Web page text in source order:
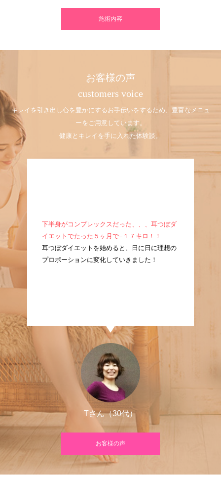
施術内容
お客様の声
customers voice
キレイを引き出し心を豊かにするお手伝いをするため、豊富なメニュ
ーをご用意しています。
健康とキレイを手に入れた体験談。
つ
痩
下半身がコンプレックスだった、、、耳つぼダ
イエットでたった５ヶ月で−１７キロ！！
耳つぼダイエットを始めると、日に日に理想の
プロポーションに変化していきました！
Tさん（30代）
お客様の声